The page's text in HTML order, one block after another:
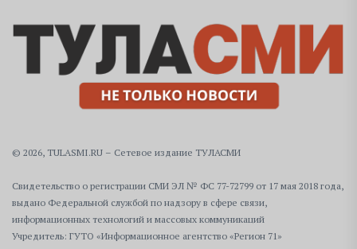
© 2026, TULASMI.RU – Сетевое издание ТУЛАСМИ
Свидетельство о регистрации СМИ ЭЛ № ФС 77-72799 от 17 мая 2018 года,
выдано Федеральной службой по надзору в сфере связи,
информационных технологий и массовых коммуникаций
Учредитель: ГУТО «Информационное агентство «Регион 71»